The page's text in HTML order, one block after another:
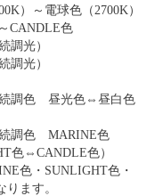
）～電球色（2700K）
CANDLE色
調光）
調光）
続調色 昼光色⇔昼白色
調色 MARINE色
色⇔CANDLE色）
色・SUNLIGHT色・
ます。